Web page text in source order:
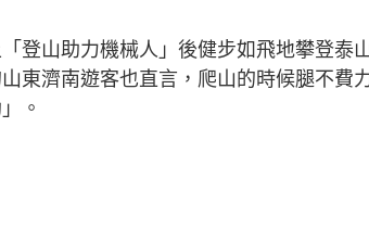
登山助力機械人」後健步如飛地攀登泰
東濟南遊客也直言，爬山的時候腿不費
。